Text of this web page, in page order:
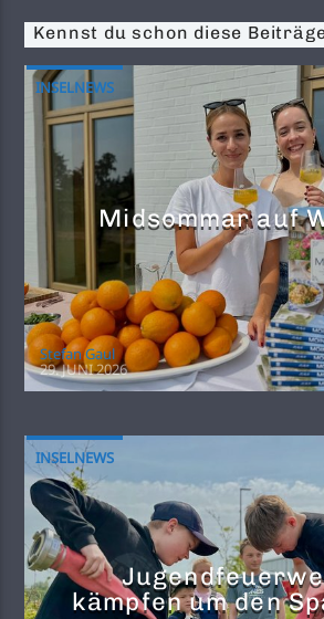
Kennst du schon diese
INSELNEWS
Midsommar auf
Stefan Gaul
29. JUNI 2026
INSELNEWS
kämpfen um den